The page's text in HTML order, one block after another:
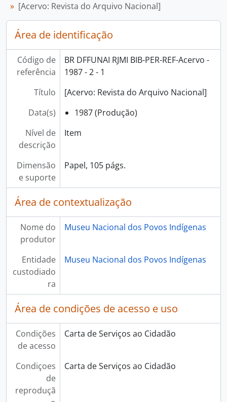
[Acervo: Revista do Arquivo Nacional]
Área de identificação
Código de
referência
BR DFFUNAI RJMI BIB-PER-REF-Acervo -
1987 - 2 - 1
Título
[Acervo: Revista do Arquivo Nacional]
Data(s)
1987 (Produção)
Nível de
descrição
Item
Dimensão
e suporte
Papel, 105 págs.
Área de contextualização
Nome do
produtor
Museu Nacional dos Povos Indígenas
Entidade
custodiado
ra
Museu Nacional dos Povos Indígenas
Área de condições de acesso e uso
Condições
de acesso
Carta de Serviços ao Cidadão
Condiçoes
de
reproduçã
Carta de Serviços ao Cidadão